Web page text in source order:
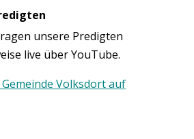
unsere Predigten
live über YouTube.
Volksdort auf